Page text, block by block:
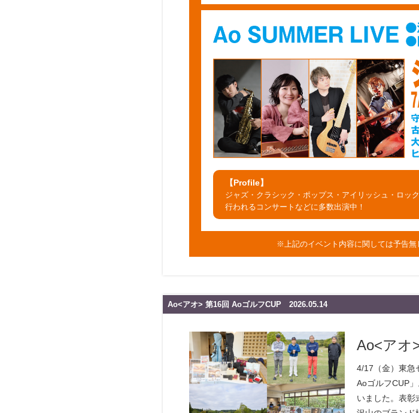
【Profile】
ジャズ・クラシック・ポップス・アイリッシュ・ロッ
行われるコンサートなどに多数出演中！
※上記のイベント内容に関しては予告無
Ao<アオ> 第16回 AoゴルフCUP 2026.05.14
Ao<アオ
4/17（金）東急
AoゴルフCUP
いました。表彰